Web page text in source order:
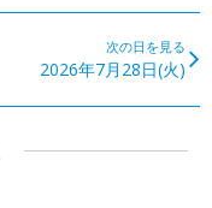
次の日を見る
2026年7月28日(火)